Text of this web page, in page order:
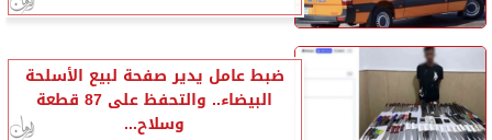
ضبط عامل يدير صفحة لبيع الأسلحة
البيضاء.. والتحفظ على 87 قطعة
وسلاح...